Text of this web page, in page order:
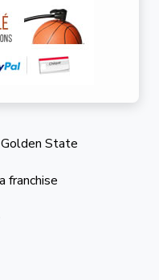
State
franchise